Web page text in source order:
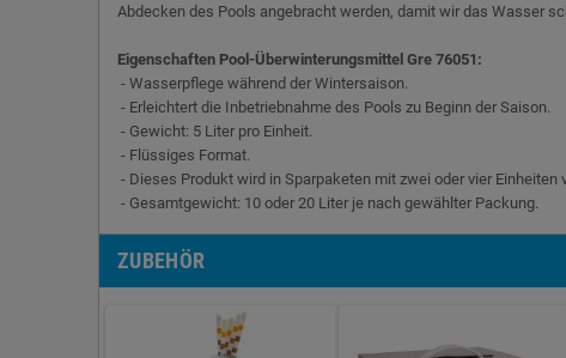
Abdecken des Pools angebracht werden, damit wir das Wasser
Eigenschaften Pool-Überwinterungsmittel Gre 76051:
- Wasserpflege während der Wintersaison.
- Erleichtert die Inbetriebnahme des Pools zu Beginn der Saison.
- Gewicht: 5 Liter pro Einheit.
- Flüssiges Format.
- Dieses Produkt wird in Sparpaketen mit zwei oder vier Einheiten
- Gesamtgewicht: 10 oder 20 Liter je nach gewählter Packung.
ZUBEHÖR